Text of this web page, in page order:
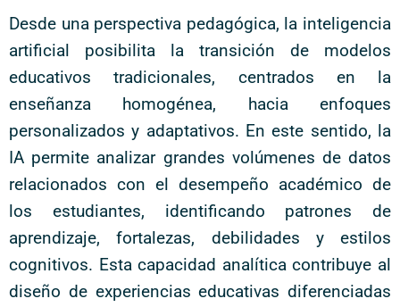
Desde una perspectiva pedagógica, la inteligencia
artificial posibilita la transición de modelos
educativos tradicionales, centrados en la
enseñanza homogénea, hacia enfoques
personalizados y adaptativos. En este sentido, la
IA permite analizar grandes volúmenes de datos
relacionados con el desempeño académico de
los estudiantes, identificando patrones de
aprendizaje, fortalezas, debilidades y estilos
cognitivos. Esta capacidad analítica contribuye al
diseño de experiencias educativas diferenciadas